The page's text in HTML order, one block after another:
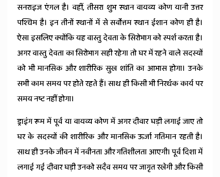
सनराइज एंगल है। वहीं, तीसरा शुभ स्थान वायव्य कोण यानी उत्तर
पश्चिम है। इन तीनों स्थानों में से सर्वोत्तम स्थान ईशान कोण ही है।
ऐसा इसलिए क्योंकि यह वास्तु देवता के सिरोभाग को स्पर्श करता है।
अगर वास्तु देवता का सिरोभाग सही रहेगा तो घर में रहने वाले सदस्यों
को भी मानसिक और शारीरिक सुख शांति का आभास होगा। उनके
सभी काम समय पर होते रहते हैं। साथ ही किसी भी निरर्थक कार्य पर
समय नष्ट नहीं होगा।
ड्राइंग रूम में पूर्व या वायव्य कोण में अगर दीवार घड़ी लगाई जाए तो
घर के सदस्यों की शारीरिक और मानसिक ऊर्जा गतिमान रहती है।
साथ ही उनके जीवन में नवीनता और गतिशीलता आएगी। पूर्व दिशा में
लगाई गई दीवार घड़ी उनको सदैव समय पर जागृत रखेगी और किसी